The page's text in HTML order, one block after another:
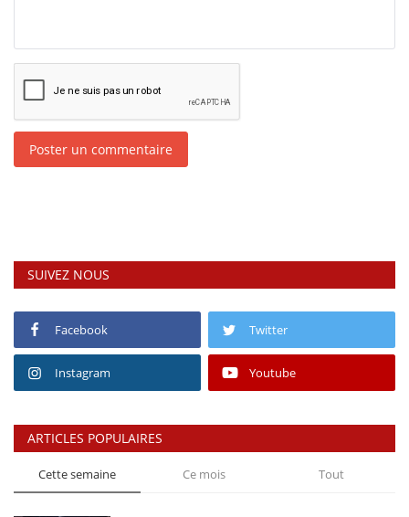
Poster un commentaire
SUIVEZ NOUS
Facebook Twitter
Instagram Youtube
ARTICLES POPULAIRES
Cette semaine Ce mois Tout